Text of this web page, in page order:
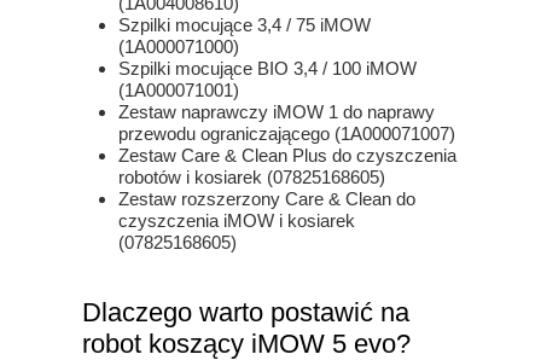
Szpilki mocujące 3,4 / 75 iMOW
(1A000071000)
Szpilki mocujące BIO 3,4 / 100 iMOW
(1A000071001)
Zestaw naprawczy iMOW 1 do naprawy
przewodu ograniczającego (1A000071007)
Zestaw Care & Clean Plus do czyszczenia
robotów i kosiarek (07825168605)
Zestaw rozszerzony Care & Clean do
czyszczenia iMOW i kosiarek
(07825168605)
Dlaczego warto postawić na
robot koszący iMOW 5 evo?